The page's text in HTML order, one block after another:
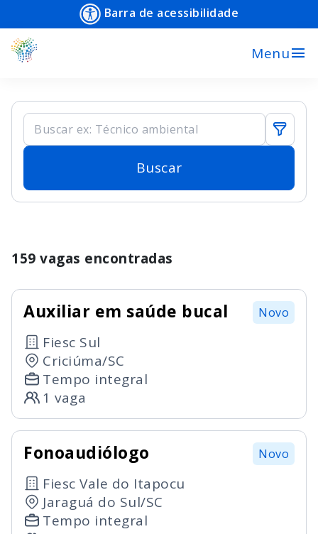
Barra de acessibilidade
Menumenu
Buscar
159 vagas encontradas
Auxiliar em saúde bucal Novo
Fiesc Sul
Criciúma/SC
Tempo integral
1 vaga
Fonoaudiólogo Novo
Fiesc Vale do Itapocu
Jaraguá do Sul/SC
Tempo integral